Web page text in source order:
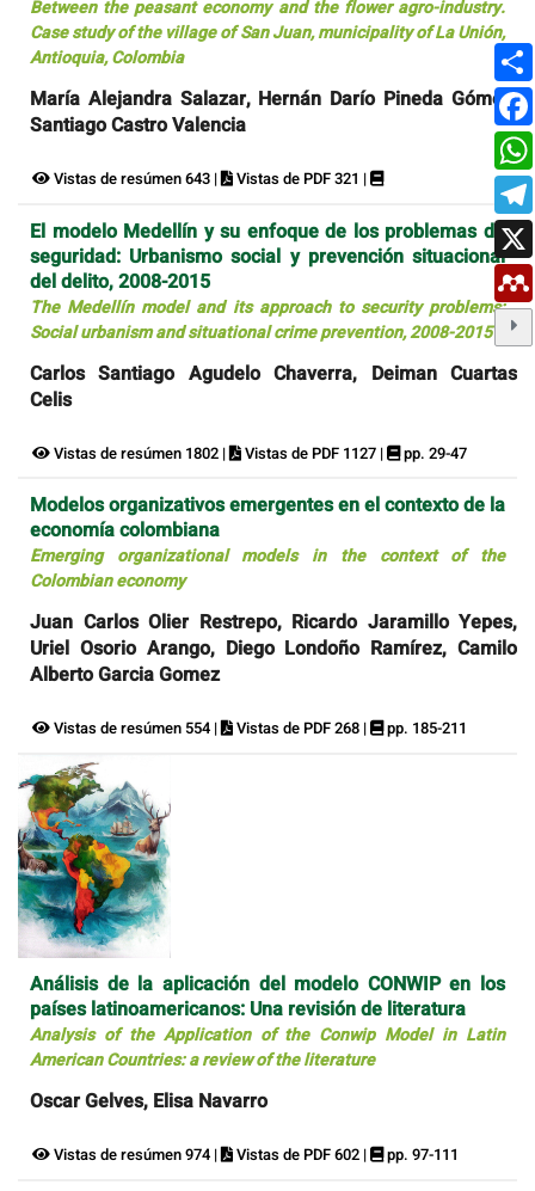
Between the peasant economy and the flower agro-industry.
Case study of the village of San Juan, municipality of La Unión,
Antioquia, Colombia
María Alejandra Salazar, Hernán Darío Pineda Gómez,
Santiago Castro Valencia
Vistas de resúmen 643 | Vistas de PDF 321 |
El modelo Medellín y su enfoque de los problemas de
seguridad: Urbanismo social y prevención situacional
del delito, 2008-2015
The Medellín model and its approach to security problems:
Social urbanism and situational crime prevention, 2008-2015
Carlos Santiago Agudelo Chaverra, Deiman Cuartas
Celis
Vistas de resúmen 1802 | Vistas de PDF 1127 | pp. 29-47
Modelos organizativos emergentes en el contexto de la
economía colombiana
Emerging organizational models in the context of the
Colombian economy
Juan Carlos Olier Restrepo, Ricardo Jaramillo Yepes,
Uriel Osorio Arango, Diego Londoño Ramírez, Camilo
Alberto Garcia Gomez
Vistas de resúmen 554 | Vistas de PDF 268 | pp. 185-211
Análisis de la aplicación del modelo CONWIP en los
países latinoamericanos: Una revisión de literatura
Analysis of the Application of the Conwip Model in Latin
American Countries: a review of the literature
Oscar Gelves, Elisa Navarro
Vistas de resúmen 974 | Vistas de PDF 602 | pp. 97-111